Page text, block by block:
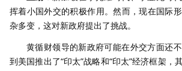
挥着小国外交的积极作用。然而，现在国际
杂多变，这对新政府提出了挑战。
黄循财领导的新政府可能在外交方面还
到美国推出了“印太”战略和“印太”经济框架，